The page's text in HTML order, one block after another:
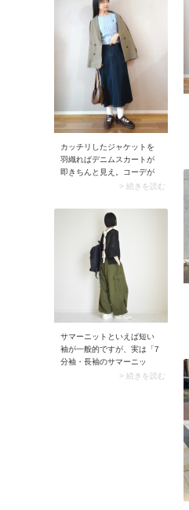
プラス。肩の力が抜けた今
どきのバランスに決まりま
カッチリしたジャケットを
羽織ればデニムスカートが
即きちんと見え。コーデが
引き締まり、大人に似合う
す。またインディゴや黒な
ど、ダークカラーのデニム
スカートを選んでおくと、
オフィスカジュアルにも使
いやすいですよ。
> 続きを読む
サマーニットといえば短い
袖が一般的ですが、実は「7
分袖・長袖のサマーニッ
ト」も展開されています。
> 続きを読む